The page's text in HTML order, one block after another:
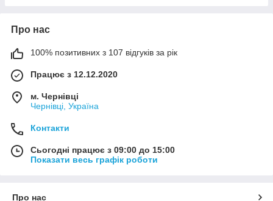
Про нас
100% позитивних з 107 відгуків за рік
Працює з 12.12.2020
м. Чернівці
Чернівці, Україна
Контакти
Сьогодні працює з 09:00 до 15:00
Показати весь графік роботи
Про нас